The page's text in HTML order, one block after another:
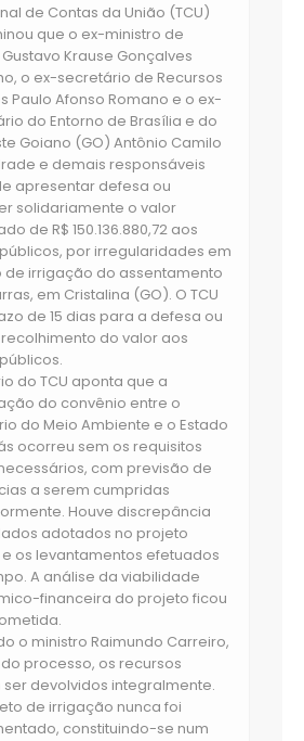
de Contas da União (TCU)
que o ex-ministro de
Krause Gonçalves
o ex-secretário de Recursos
Paulo Afonso Romano e o ex-
do Entorno de Brasília e do
Goiano (GO) Antônio Camilo
e demais responsáveis
apresentar defesa ou
solidariamente o valor
de R$ 150.136.880,72 aos
por irregularidades em
de irrigação do assentamento
em Cristalina (GO). O TCU
de 15 dias para a defesa ou
do valor aos
do TCU aponta que a
do convênio entre o
do Meio Ambiente e o Estado
ocorreu sem os requisitos
com previsão de
a serem cumpridas
Houve discrepância
adotados no projeto
os levantamentos efetuados
A análise da viabilidade
financeira do projeto ficou
o ministro Raimundo Carreiro,
processo, os recursos
devolvidos integralmente.
de irrigação nunca foi
constituindo-se num